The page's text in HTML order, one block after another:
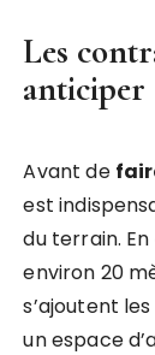
Les
anticiper
Avant de
est
du terrain.
environ 20
s’ajoutent
un espace